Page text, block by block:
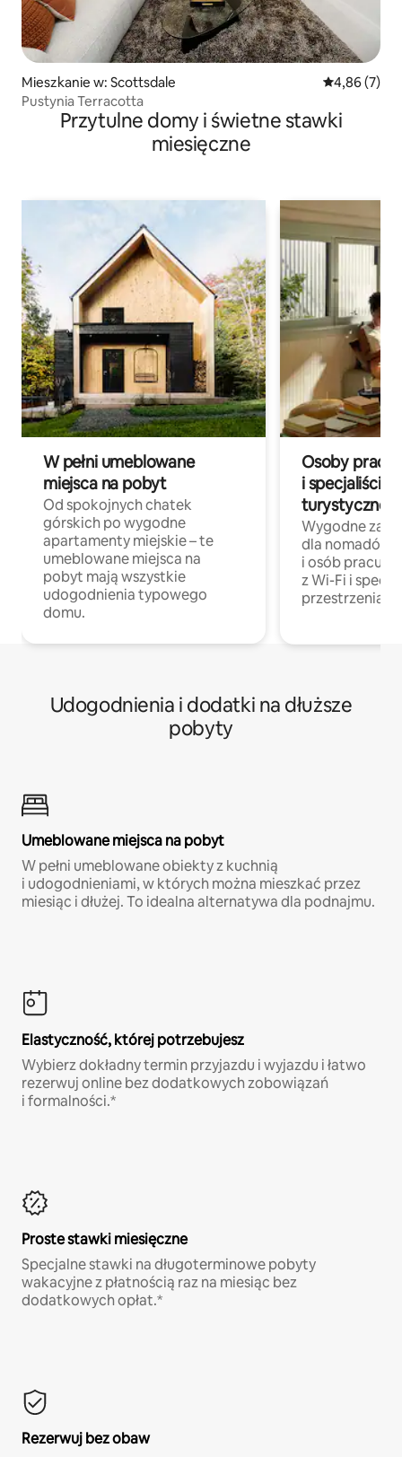
Mieszkanie w: Scottsdale Średnia
4,86 (7)
Pustynia Terracotta
Przytulne domy i świetne stawki
miesięczne
W pełni umeblowane
miejsca na pobyt
Od spokojnych chatek
górskich po wygodne
apartamenty miejskie – te
umeblowane miejsca na
pobyt mają wszystkie
udogodnienia typowego
domu.
Osoby
i specjaliści z
turystycznej
Wygodne
dla nomadów
i osób
z Wi-Fi i
przestrzenią
Udogodnienia i dodatki na dłuższe
pobyty
Umeblowane miejsca na pobyt
W pełni umeblowane obiekty z kuchnią
i udogodnieniami, w których można mieszkać przez
miesiąc i dłużej. To idealna alternatywa dla podnajmu.
Elastyczność, której potrzebujesz
Wybierz dokładny termin przyjazdu i wyjazdu i łatwo
rezerwuj online bez dodatkowych zobowiązań
i formalności.*
Proste stawki miesięczne
Specjalne stawki na długoterminowe pobyty
wakacyjne z płatnością raz na miesiąc bez
dodatkowych opłat.*
Rezerwuj bez obaw